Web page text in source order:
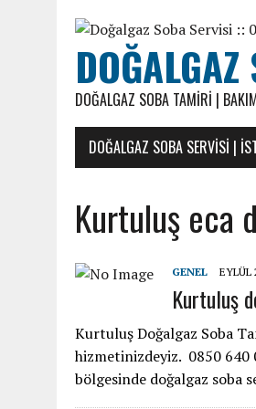
DOĞALGAZ SOBA TAMIRI |
DOĞALGAZ SOBA SERVISI |
Kurtuluş eca
GENEL EYLÜL
Kurtuluş
Kurtuluş Doğalgaz Soba
hizmetinizdeyiz. 0850 640
bölgesinde doğalgaz soba